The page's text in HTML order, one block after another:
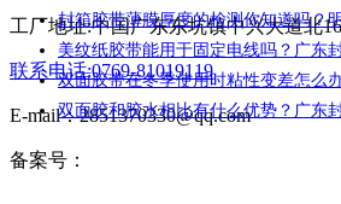
封箱胶带薄膜厚度的检测你知道吗？
美纹纸胶带能用于固定电线吗？广东
双面胶带在冬季使用时粘性变差怎么
双面胶和胶水相比有什么优势？广东
工厂地址:中国广东东坑镇中兴大道北
联系电话:0769-81019119
E-mail：2851370330@qq.com
备案号：